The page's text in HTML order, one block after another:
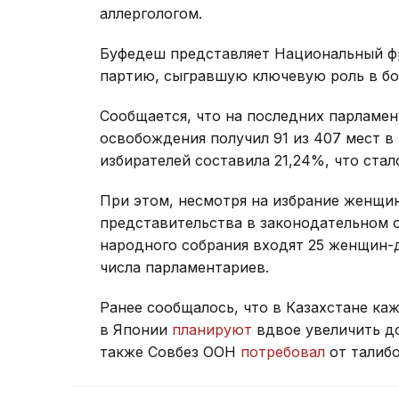
аллергологом.
Буфедеш представляет Национальный
партию, сыгравшую ключевую роль в
Сообщается, что на последних
освобождения получил 91 из 407 мест
избирателей составила 21,24%, что
При этом, несмотря на избрание
представительства в законодательном
народного собрания входят 25 женщин-
числа парламентариев.
Ранее сообщалось, что в Казахстане
в Японии планируют вдвое увеличить
также Совбез ООН потребовал от